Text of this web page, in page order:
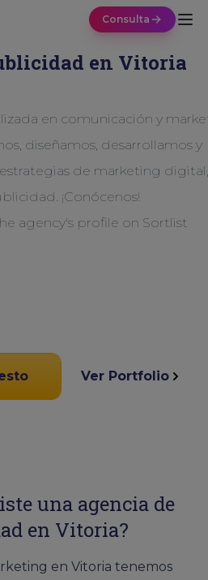
Consulta
en Vitoria
en comunicación y
diseñamos, desarrollamos y
de marketing digital,
¡Conócenos!
Ver Portfolio
una agencia de
en Vitoria?
en Vitoria tenemos